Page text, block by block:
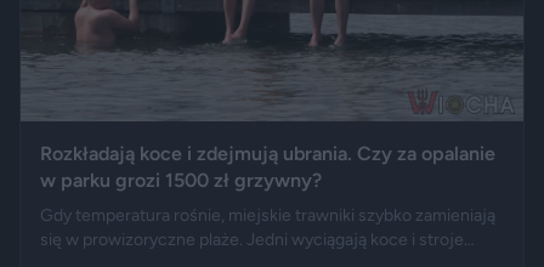
Rozkładają koce i zdejmują ubrania. Czy za opalanie
w parku grozi 1500 zł grzywny?
Gdy temperatura rośnie, miejskie trawniki szybko zamieniają
się w prowizoryczne plaże. Jedni wyciągają koce i stroje